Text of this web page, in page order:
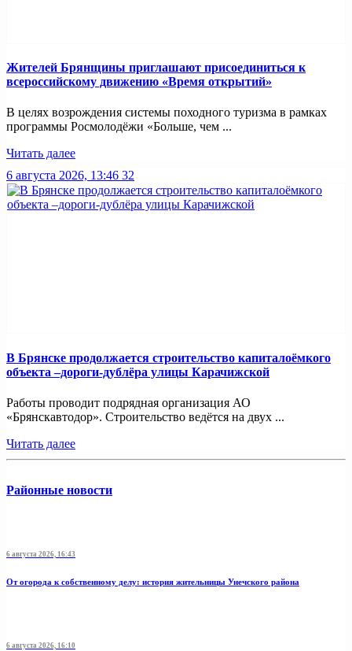
Жителей Брянщины приглашают присоединиться к
всероссийскому движению «Время открытий»
В целях возрождения системы походного туризма в рамках
программы Росмолодёжи «Больше, чем ...
Читать далее
6 августа 2026, 13:46 32
В Брянске продолжается строительство капиталоёмкого
объекта –дороги-дублёра улицы Карачижской
Работы проводит подрядная организация АО
«Брянскавтодор». Строительство ведётся на двух ...
Читать далее
Районные новости
6 августа 2026, 16:43
От огорода к собственному делу: история жительницы Унечского района
6 августа 2026, 16:10